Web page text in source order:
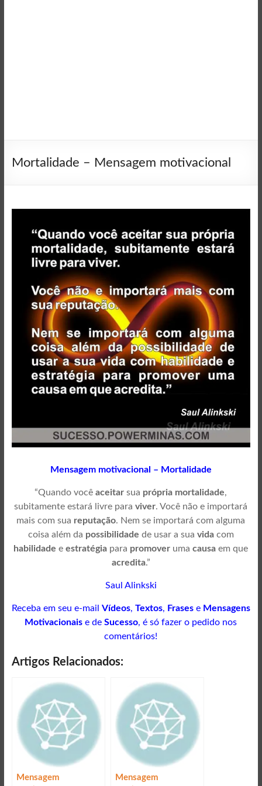
Mortalidade – Mensagem motivacional
Mensagem motivacional – Mortalidade
“Quando vocêaceitarsua própria mortalidade,
subitamente estará livre paraviver. Você não e importará
mais com sua reputação. Nem se importará com alguma
coisa além da possibilidade de usar a sua vida com
habilidadeeestratégia para promover umacausaem que
acredita.”
Saul Alinkski
Receba em seu e-mail Vídeos, Textos, Frasese Mensagens
Motivacionais e deSucesso, é só fazer o pedido nos
comentários!
Artigos Relacionados:
Mensagem
Mensagem